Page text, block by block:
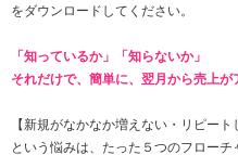
をダウンロードしてください。
「知っているか」「知らないか」
それだけで、簡単に、翌月から売上が
【新規がなかなか増えない・ リピート
という悩みは、たった ５つのフロー